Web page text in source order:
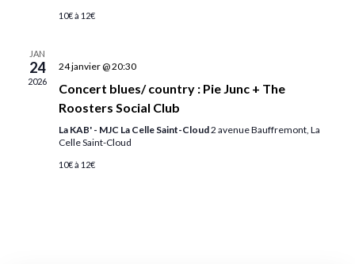
10€ à 12€
JAN
24
2026
24 janvier @ 20:30
Concert blues/ country : Pie Junc + The
Roosters Social Club
La KAB' - MJC La Celle Saint-Cloud2 avenue Bauffremont, La
Celle Saint-Cloud
10€ à 12€